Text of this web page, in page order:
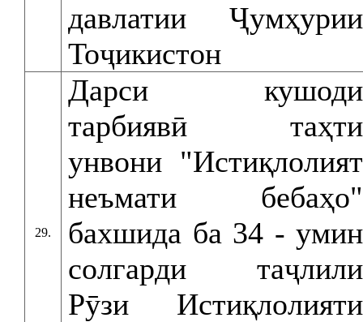
давлатии Ҷумҳурии
Тоҷикистон
29.
Дарси кушоди
тарбиявӣ таҳти
унвони "Истиқлолият
неъмати бебаҳо"
бахшида ба 34 - умин
солгарди таҷлили
Рӯзи Истиқлолияти